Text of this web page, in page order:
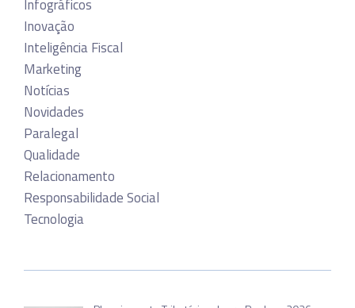
Infográficos
Inovação
Inteligência Fiscal
Marketing
Notícias
Novidades
Paralegal
Qualidade
Relacionamento
Responsabilidade Social
Tecnologia